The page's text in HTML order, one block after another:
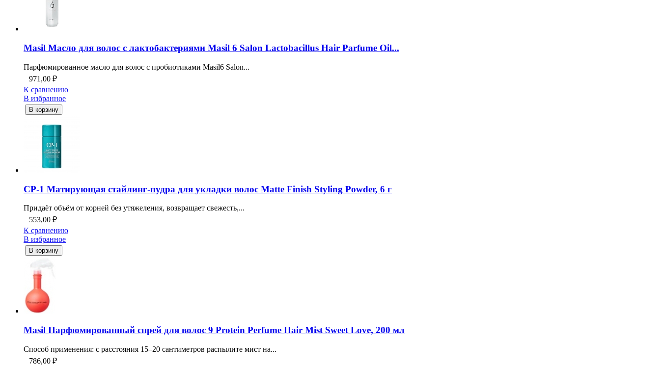
Masil Масло для волос c лактобактериями Masil 6 Salon Lactobacillus Hair Parfume Oil...
Парфюмированное масло для волос с пробиотиками Masil6 Salon...
971,00 ₽
К сравнению
В избранное
В корзину
CP-1 Матирующая стайлинг-пудра для укладки волос Matte Finish Styling Powder, 6 г
Придаёт объём от корней без утяжеления, возвращает свежесть,...
553,00 ₽
К сравнению
В избранное
В корзину
Masil Парфюмированный спрей для волос 9 Protein Perfume Hair Mist Sweet Love, 200 мл
Способ применения: с расстояния 15–20 сантиметров распылите мист на...
786,00 ₽